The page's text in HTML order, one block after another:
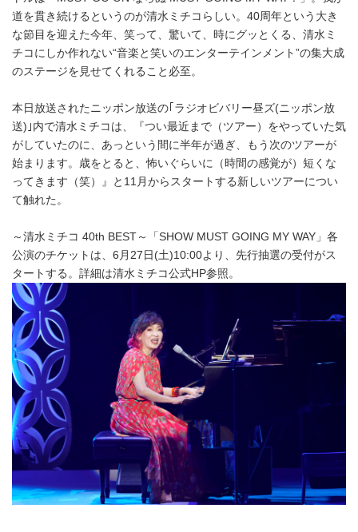
道を貫き続けるというのが清水ミチコらしい。40周年という大き
な節目を迎えた今年、笑って、驚いて、時にグッとくる、清水ミ
チコにしか作れない“音楽と笑いのエンターテインメント”の集大成
のステージを見せてくれること必至。
本日放送されたニッポン放送の｢ラジオビバリー昼ズ(ニッポン放
送)｣内で清水ミチコは、『つい最近まで（ツアー）をやっていた気
がしていたのに、あっという間に半年が過ぎ、もう次のツアーが
始まります。歳をとると、怖いぐらいに（時間の感覚が）短くな
ってきます（笑）』と11月からスタートする新しいツアーについ
て触れた。
～清水ミチコ 40th BEST～「SHOW MUST GOING MY WAY」各
公演のチケットは、6月27日(土)10:00より、先行抽選の受付がス
タートする。詳細は清水ミチコ公式HP参照。